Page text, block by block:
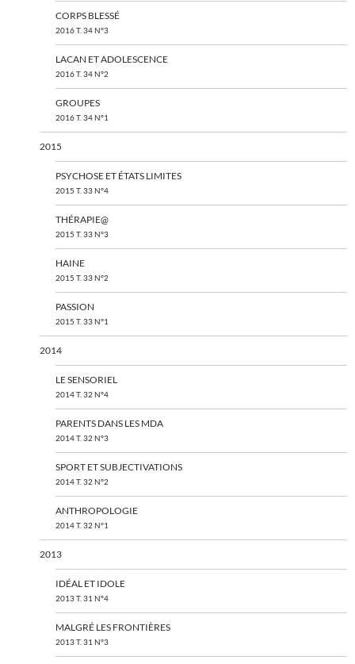
CORPS BLESSÉ
2016 T. 34 N°3
LACAN ET ADOLESCENCE
2016 T. 34 N°2
GROUPES
2016 T. 34 N°1
2015
PSYCHOSE ET ÉTATS LIMITES
2015 T. 33 N°4
THÉRAPIE@
2015 T. 33 N°3
HAINE
2015 T. 33 N°2
PASSION
2015 T. 33 N°1
2014
LE SENSORIEL
2014 T. 32 N°4
PARENTS DANS LES MDA
2014 T. 32 N°3
SPORT ET SUBJECTIVATIONS
2014 T. 32 N°2
ANTHROPOLOGIE
2014 T. 32 N°1
2013
IDÉAL ET IDOLE
2013 T. 31 N°4
MALGRÉ LES FRONTIÈRES
2013 T. 31 N°3